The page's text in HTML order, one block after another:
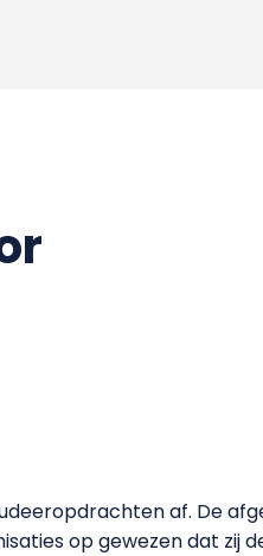
af. De
op gewezen dat zij